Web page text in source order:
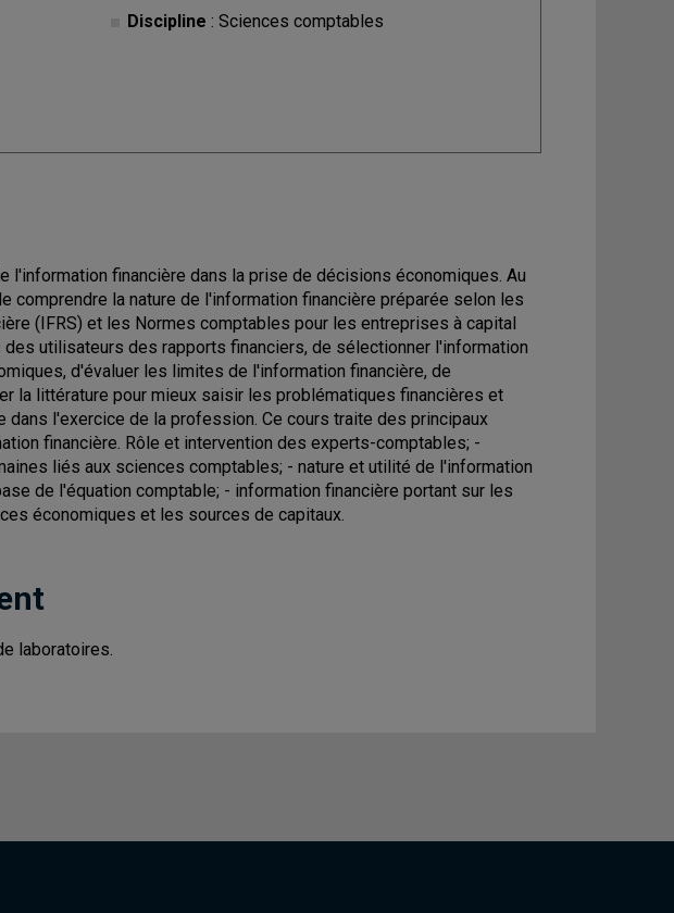
Discipline : Sciences comptables
l'information financière dans la prise de décisions économiques. Au
comprendre la nature de l'information financière préparée selon les
(IFRS) et les Normes comptables pour les entreprises à capital
utilisateurs des rapports financiers, de sélectionner l'information
d'évaluer les limites de l'information financière, de
la littérature pour mieux saisir les problématiques financières et
l'exercice de la profession. Ce cours traite des principaux
financière. Rôle et intervention des experts-comptables; -
liés aux sciences comptables; - nature et utilité de l'information
de l'équation comptable; - information financière portant sur les
économiques et les sources de capitaux.
laboratoires.